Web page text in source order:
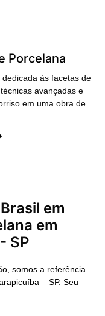
Porcelana
às facetas de
avançadas e
em uma obra de
em
em
SP
somos a referência
– SP. Seu